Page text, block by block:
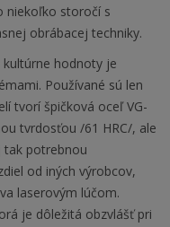
niekoľko storočí s
obrábacej techniky.
hodnoty je
Používané sú len
tvorí špičková oceľ VG-
tvrdosťou /61 HRC/, ale
tak potrebnou
od iných výrobcov,
laserovým lúčom.
je dôležitá obzvlášť pri